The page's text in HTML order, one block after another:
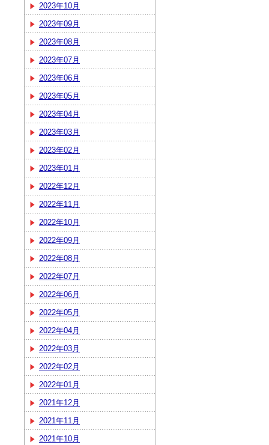
2023年10月
2023年09月
2023年08月
2023年07月
2023年06月
2023年05月
2023年04月
2023年03月
2023年02月
2023年01月
2022年12月
2022年11月
2022年10月
2022年09月
2022年08月
2022年07月
2022年06月
2022年05月
2022年04月
2022年03月
2022年02月
2022年01月
2021年12月
2021年11月
2021年10月